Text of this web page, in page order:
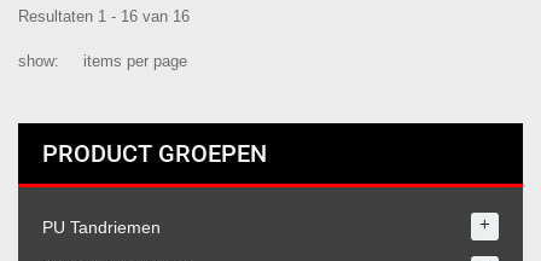
Resultaten 1 - 16 van 16
show: items per page
PRODUCT GROEPEN
PU Tandriemen +